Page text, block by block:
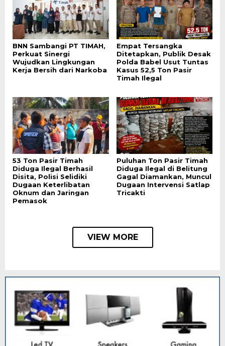
BNN Sambangi PT TIMAH,
Perkuat Sinergi
Wujudkan Lingkungan
Kerja Bersih dari Narkoba
Empat Tersangka
Ditetapkan, Publik Desak
Polda Babel Usut Tuntas
Kasus 52,5 Ton Pasir
Timah Ilegal
53 Ton Pasir Timah
Diduga Ilegal Berhasil
Disita, Polisi Selidiki
Dugaan Keterlibatan
Oknum dan Jaringan
Pemasok
Puluhan Ton Pasir Timah
Diduga Ilegal di Belitung
Gagal Diamankan, Muncul
Dugaan Intervensi Satlap
Tricakti
VIEW MORE